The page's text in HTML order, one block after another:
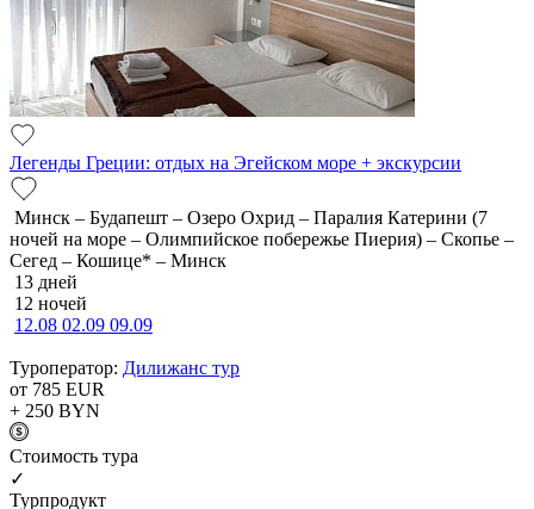
Легенды Греции: отдых на Эгейском море + экскурсии
Минск – Будапешт – Озеро Охрид – Паралия Катерини (7
ночей на море – Олимпийское побережье Пиерия) – Скопье –
Сегед – Кошице* – Минск
13 дней
12 ночей
12.08 02.09 09.09
Туроператор: Дилижанс тур
от 785 EUR
+ 250 BYN
Cтоимость тура
✓
Турпродукт